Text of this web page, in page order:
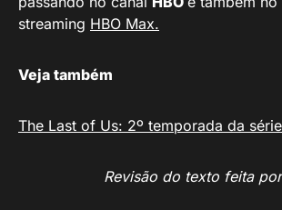
streaming HBO Max.
Veja também
The Last of Us: 2º temporada da
Revisão do texto feita